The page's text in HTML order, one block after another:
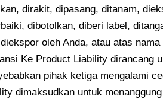
dirakit, dipasang, ditanam,
dibotolkan, diberi label,
oleh Anda, atau atas nama
Ke Product Liability dirancang
pihak ketiga mengalami
dimaksudkan untuk